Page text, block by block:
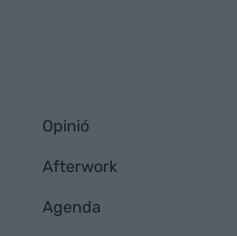
Opinió
Afterwork
Agenda